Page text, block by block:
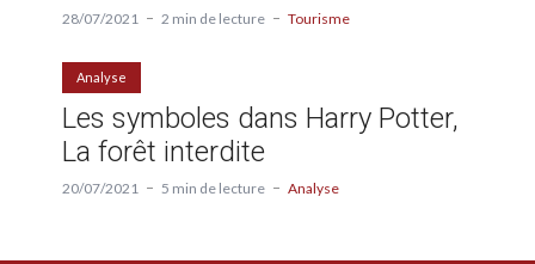
28/07/2021 2 min de lecture Tourisme
Analyse
Les symboles dans Harry Potter,
La forêt interdite
20/07/2021 5 min de lecture Analyse